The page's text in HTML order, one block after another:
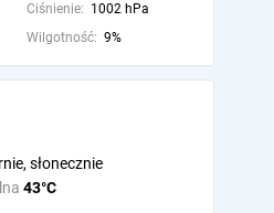
Ciśnienie: 1002 hPa
Wilgotność: 9%
43°C
słonecznie